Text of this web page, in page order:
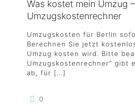
Was kostet mein Umzug –
Umzugskostenrechner
Umzugskosten für Berlin
Berechnen Sie jetzt
Umzug kosten wird. Bitte
Umzugskostenrechner“ gibt
ab, für […]
0